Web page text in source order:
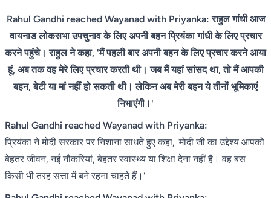
Rahul Gandhi reached Wayanad with Priyanka: राहुल गांधी आज
वायनाड लोकसभा उपचुनाव के लिए अपनी बहन प्रियंका गांधी के लिए प्रचार
करने पहुंचे। राहुल ने कहा, 'मैं पहली बार अपनी बहन के लिए प्रचार करने आया
हूं, अब तक वह मेरे लिए प्रचार करती थी। जब मैं यहां सांसद था, तो मैं आपकी
बहन, बेटी या मां नहीं हो सकती थी। लेकिन अब मेरी बहन ये तीनों भूमिकाएं
निभाएंगी।'
Rahul Gandhi reached Wayanad with Priyanka:
प्रियंका ने मोदी सरकार पर निशाना साधते हुए कहा, 'मोदी जी का उद्देश्य आपको
बेहतर जीवन, नई नौकरियां, बेहतर स्वास्थ्य या शिक्षा देना नहीं है। वह बस
किसी भी तरह सत्ता में बने रहना चाहते हैं।'